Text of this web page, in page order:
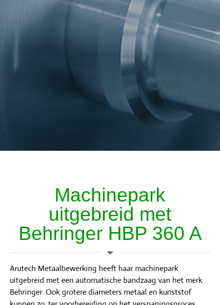
Machinepark
uitgebreid met
Behringer HBP 360 A
Arutech Metaalbewerking heeft haar machinepark
uitgebreid met een automatische bandzaag van het merk
Behringer. Ook grotere diameters metaal en kunststof